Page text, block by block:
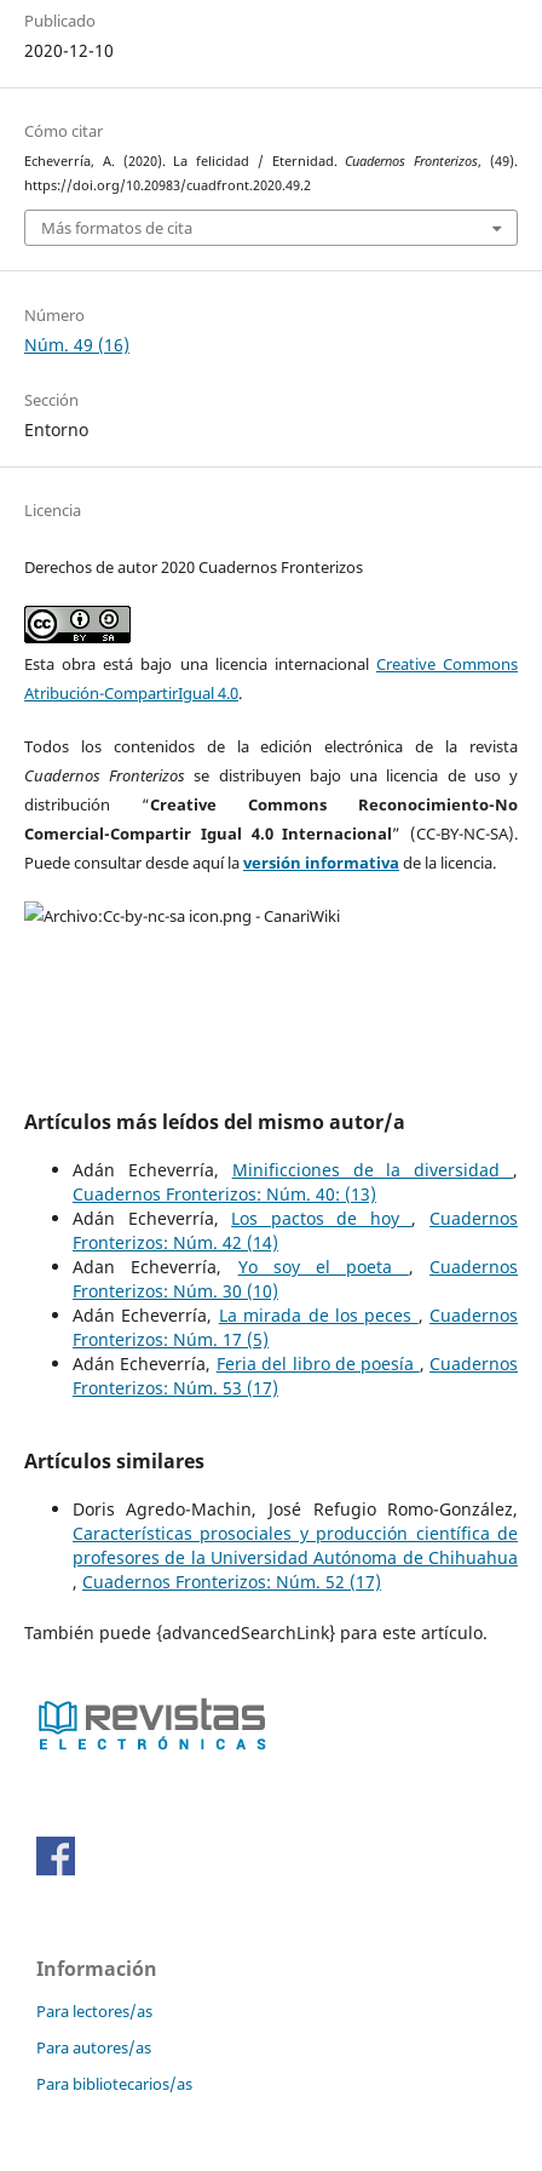
Publicado
2020-12-10
Cómo citar
Echeverría, A. (2020). La felicidad / Eternidad.Cuadernos Fronterizos, (49).
https://doi.org/10.20983/cuadfront.2020.49.2
Más formatos de cita
Número
Núm. 49 (16)
Sección
Entorno
Licencia
Derechos de autor 2020 Cuadernos Fronterizos
Esta obra está bajo una licencia internacional Creative Commons
Atribución-CompartirIgual 4.0.
Todos los contenidos de la edición electrónica de la revista
Cuadernos Fronterizos se distribuyen bajo una licencia de uso y
distribución “Creative Commons Reconocimiento-No
Comercial-Compartir Igual 4.0 Internacional” (CC-BY-NC-SA).
Puede consultar desde aquí laversión informativa de la licencia.
Artículos más leídos del mismo autor/a
Adán Echeverría, Minificciones de la diversidad ,
Cuadernos Fronterizos: Núm. 40: (13)
Adán Echeverría, Los pactos de hoy ,Cuadernos
Fronterizos: Núm. 42 (14)
Adan Echeverría, Yo soy el poeta ,Cuadernos
Fronterizos: Núm. 30 (10)
Adán Echeverría, La mirada de los peces ,Cuadernos
Fronterizos: Núm. 17 (5)
Adán Echeverría, Feria del libro de poesía ,Cuadernos
Fronterizos: Núm. 53 (17)
Artículos similares
Doris Agredo-Machin, José Refugio Romo-González,
Características prosociales y producción científica de
profesores de la Universidad Autónoma de Chihuahua
, Cuadernos Fronterizos: Núm. 52 (17)
También puede {advancedSearchLink} para este artículo.
Información
Para lectores/as
Para autores/as
Para bibliotecarios/as